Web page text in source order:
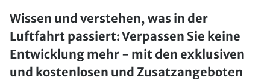
Wissen und verstehen, was in der
Luftfahrt passiert: Verpassen Sie keine
Entwicklung mehr - mit den exklusiven
und kostenlosen und Zusatzangeboten